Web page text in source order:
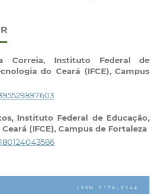
Correia, Instituto Federal de
do Ceará (IFCE), Campus
Instituto Federal de Educação,
(IFCE), Campus de Fortaleza